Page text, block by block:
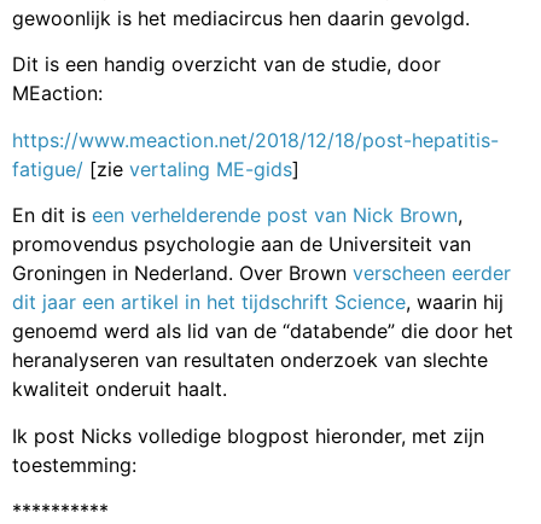
gewoonlijk is het mediacircus hen daarin gevolgd.
Dit is een handig overzicht van de studie, door
MEaction:
https://www.meaction.net/2018/12/18/post-hepatitis-
fatigue/ [zie vertaling ME-gids]
En dit is een verhelderende post van Nick Brown,
promovendus psychologie aan de Universiteit van
Groningen in Nederland. Over Brown verscheen eerder
dit jaar een artikel in het tijdschrift Science, waarin hij
genoemd werd als lid van de “databende” die door het
heranalyseren van resultaten onderzoek van slechte
kwaliteit onderuit haalt.
Ik post Nicks volledige blogpost hieronder, met zijn
toestemming:
**********